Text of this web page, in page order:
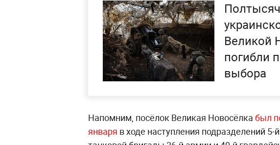
Великой
погибли
выбора
Напомним, посёлок Великая Новосёлка был
января в ходе наступления подразделений 5-